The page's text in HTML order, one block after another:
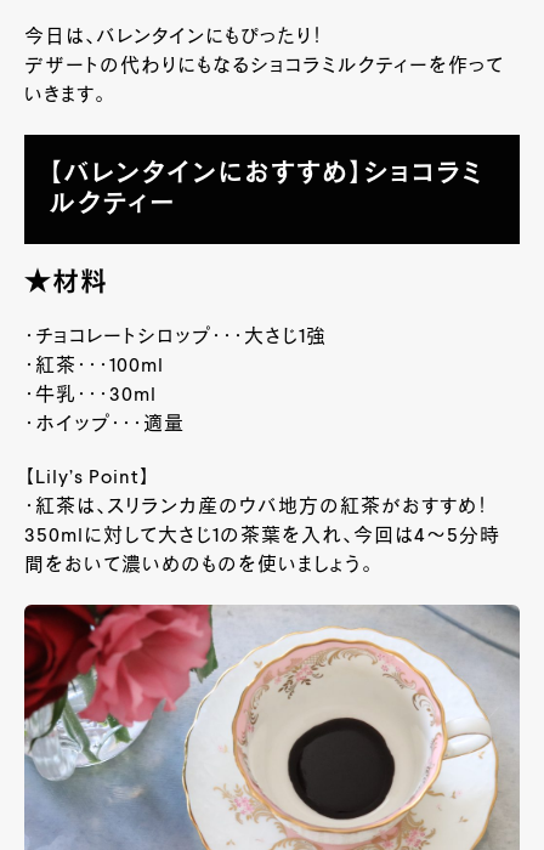
今日は、バレンタインにもぴったり！
デザートの代わりにもなるショコラミルクティーを作って
いきます。
【バレンタインにおすすめ】ショコラミ
ルクティー
★材料
・チョコレートシロップ・・・大さじ1強
・紅茶・・・ 100ml
・牛乳・・・ 30ml
・ホイップ・・・適量
【Lily’s Point】
・紅茶は、スリランカ産のウバ地方の紅茶がおすすめ！
350ml に対して大さじ1 の茶葉を入れ、今回は4～5分時
間をおいて濃いめのものを使いましょう。